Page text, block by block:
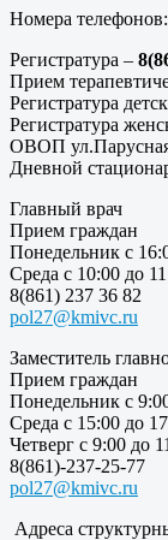
Номера телефонов:
Регистратура –
Прием
Регистратура
Регистратура
ОВОП
Дневной
Главный врач
Прием граждан
Понедельник с
Среда с 10:00 до
8(861) 237 36 82
pol27@kmivc.ru
Заместитель
Прием граждан
Понедельник с
Среда с 15:00 до
Четверг с 9:00 до
8(861)-237-25-77
pol27@kmivc.ru
Адреса